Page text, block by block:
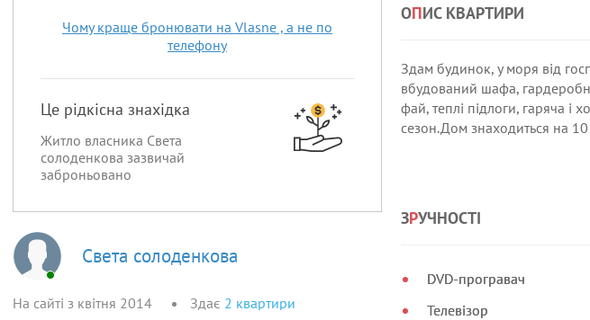
Чому краще бронювати на Vlasne , а не по
телефону
Це рідкісна знахідка
Житло власника Света
солоденкова зазвичай
заброньовано
Света солоденкова
На сайті з квітня 2014 Здає 2 квартири
ОПИС КВАРТИРИ
Здам будинок, у моря від
вбудований шафа,
фай, теплі підлоги, гаряча
сезон.Дом знаходиться на
ЗРУЧНОСТІ
DVD-програвач
Телевізор